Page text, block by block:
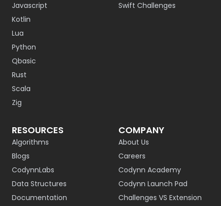
Javascript
Kotlin
Lua
Python
Qbasic
Rust
Scala
Zig
Swift Challenges
RESOURCES
Algorithms
Blogs
CodynnLabs
Data Structures
Documentation
COMPANY
About Us
Careers
Codynn Academy
Codynn Launch Pad
Challenges VS Extension